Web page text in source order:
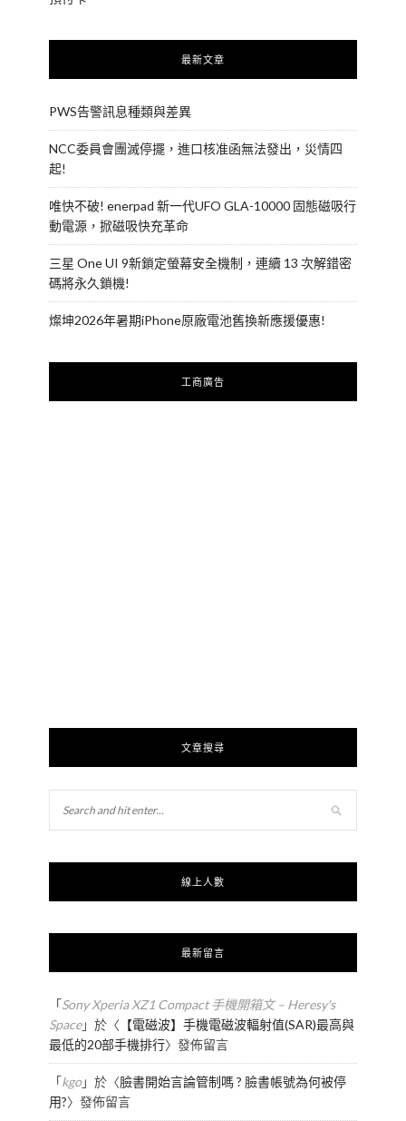
最新文章
PWS告警訊息種類與差異
NCC委員會團滅停擺，進口核准函無法發出，災情四
起!
唯快不破! enerpad 新一代UFO GLA-10000 固態磁吸行
動電源，掀磁吸快充革命
三星 One UI 9新鎖定螢幕安全機制，連續 13 次解錯密
碼將永久鎖機!
燦坤2026年暑期iPhone原廠電池舊換新應援優惠!
工商廣告
文章搜尋
線上人數
最新留言
「Sony Xperia XZ1 Compact 手機開箱文 – Heresy's
Space」於〈 【電磁波】手機電磁波輻射值(SAR)最高與
最低的20部手機排行〉發佈留言
「kgo」於〈臉書開始言論管制嗎 ? 臉書帳號為何被停
用?〉發佈留言